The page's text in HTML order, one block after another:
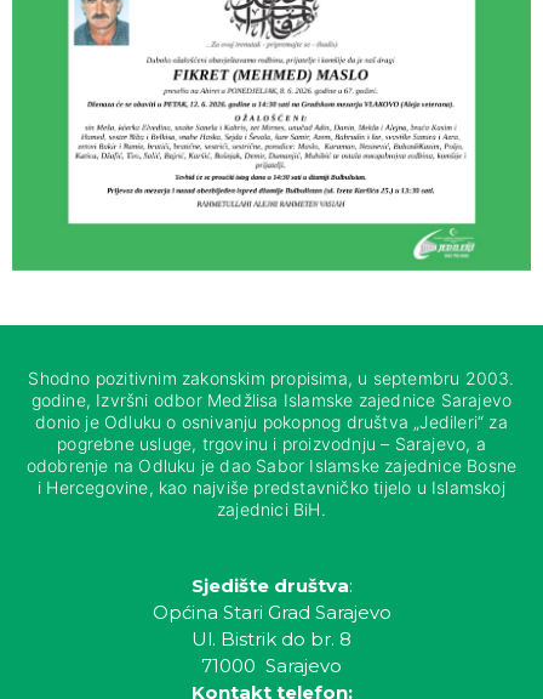
Shodno pozitivnim zakonskim propisima, u septembru 2003.
godine, Izvršni odbor Medžlisa Islamske zajednice Sarajevo
donio je Odluku o osnivanju pokopnog društva „Jedileri“ za
pogrebne usluge, trgovinu i proizvodnju – Sarajevo, a
odobrenje na Odluku je dao Sabor Islamske zajednice Bosne
i Hercegovine, kao najviše predstavničko tijelo u Islamskoj
zajednici BiH.
Sjedište društva:
Općina Stari Grad Sarajevo
Ul. Bistrik do br. 8
71000 Sarajevo
Kontakt telefon: